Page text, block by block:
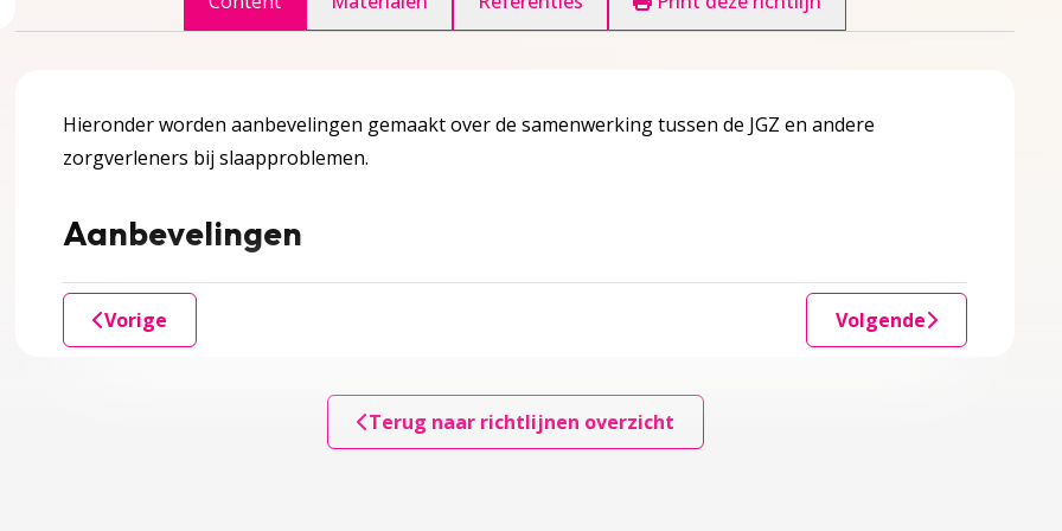
over 1 Inleiding
over 2 Kennismodule
Hieronder worden aanbevelingen gemaakt over de samenwerking tussen de JGZ en andere
zorgverleners bij slaapproblemen.
Aanbevelingen
Vorige Volgende
Terug naar richtlijnen overzicht